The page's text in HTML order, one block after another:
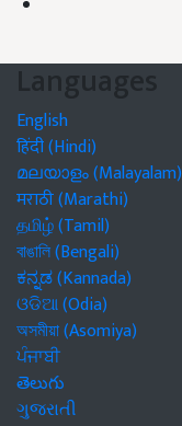
Languages
English
हिंदी (Hindi)
മലയാളം (Malayalam)
मराठी (Marathi)
தமிழ் (Tamil)
বাঙালি (Bengali)
ಕನ್ನಡ (Kannada)
ଓଡିଆ (Odia)
অসমীয়া (Asomiya)
ਪੰਜਾਬੀ
తెలుగు
ગુજરાતી